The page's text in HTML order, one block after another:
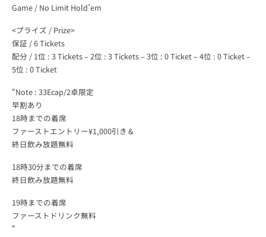
Japan
Open
Poker
Tour
Game / No Limit Hold’em
<プライズ / Prize>
保証 / 6 Tickets
配分 / 1位 : 3 Tickets – 2位 : 3 Tickets – 3位 : 0 Ticket – 4位 : 0 Ticket –
5位 : 0 Ticket
“Note : 33Ecap/2卓限定
早割あり
18時までの着席
ファーストエントリー¥1,000引き＆
終日飲み放題無料
18時30分までの着席
終日飲み放題無料
19時までの着席
ファーストドリンク無料
“